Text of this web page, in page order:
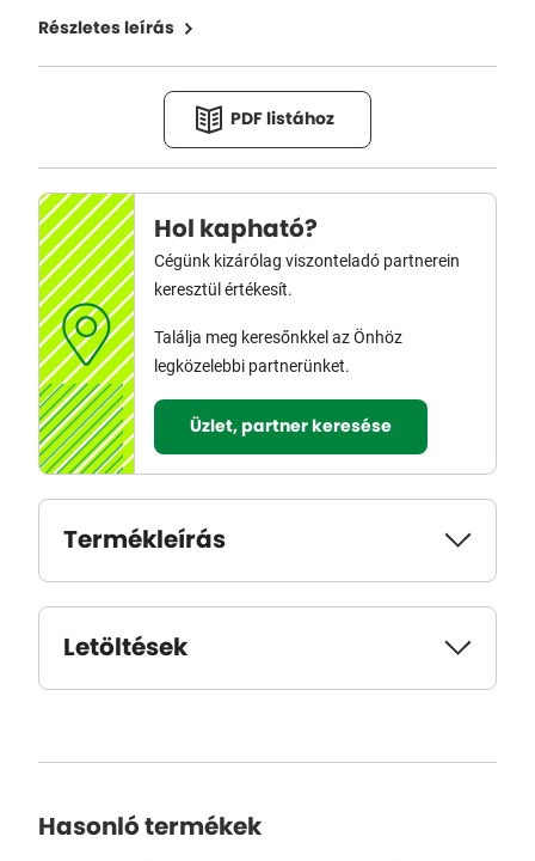
Részletes leírás
PDF listához
Hol kapható?
Cégünk kizárólag viszonteladó partnerein
keresztül értékesít.
Találja meg keresőnkkel az Önhöz
legközelebbi partnerünket.
Üzlet, partner keresése
Termékleírás
Letöltések
Hasonló termékek